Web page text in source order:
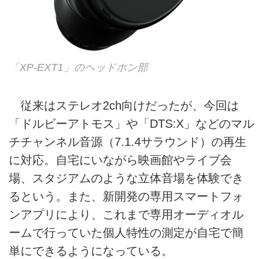
「XP-EXT1」のヘッドホン部
従来はステレオ2ch向けだったが、今回は
「ドルビーアトモス」や「DTS:X」などのマル
チチャンネル音源（7.1.4サラウンド）の再生
に対応。自宅にいながら映画館やライブ会
場、スタジアムのような立体音場を体験でき
るという。また、新開発の専用スマートフォ
ンアプリにより、これまで専用オーディオル
ームで行っていた個人特性の測定が自宅で簡
単にできるようになっている。